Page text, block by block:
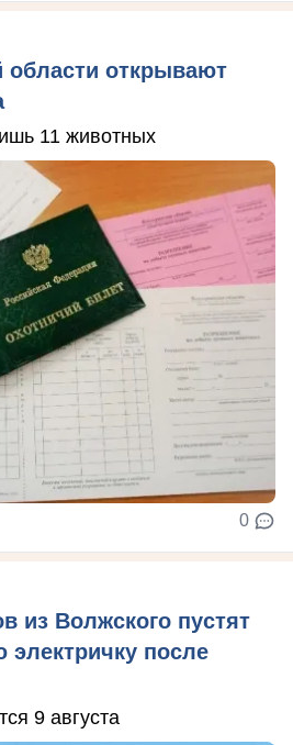
области открывают
11 животных
0
из Волжского пустят
после
9 августа